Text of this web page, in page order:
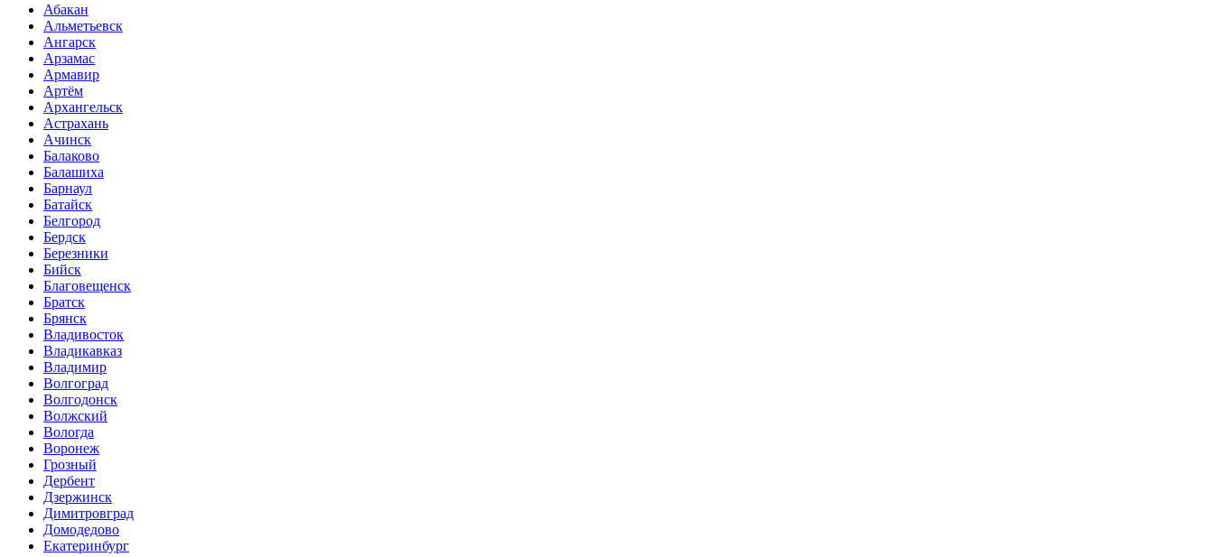
Абакан
Альметьевск
Ангарск
Арзамас
Армавир
Артём
Архангельск
Астрахань
Ачинск
Балаково
Балашиха
Барнаул
Батайск
Белгород
Бердск
Березники
Бийск
Благовещенск
Братск
Брянск
Владивосток
Владикавказ
Владимир
Волгоград
Волгодонск
Волжский
Вологда
Воронеж
Грозный
Дербент
Дзержинск
Димитровград
Домодедово
Екатеринбург